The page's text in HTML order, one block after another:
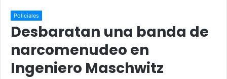
Policiales
Desbaratan una banda de
narcomenudeo en
Ingeniero Maschwitz